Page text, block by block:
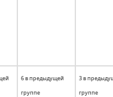
6 в предыдущей
группе
3 в
группе